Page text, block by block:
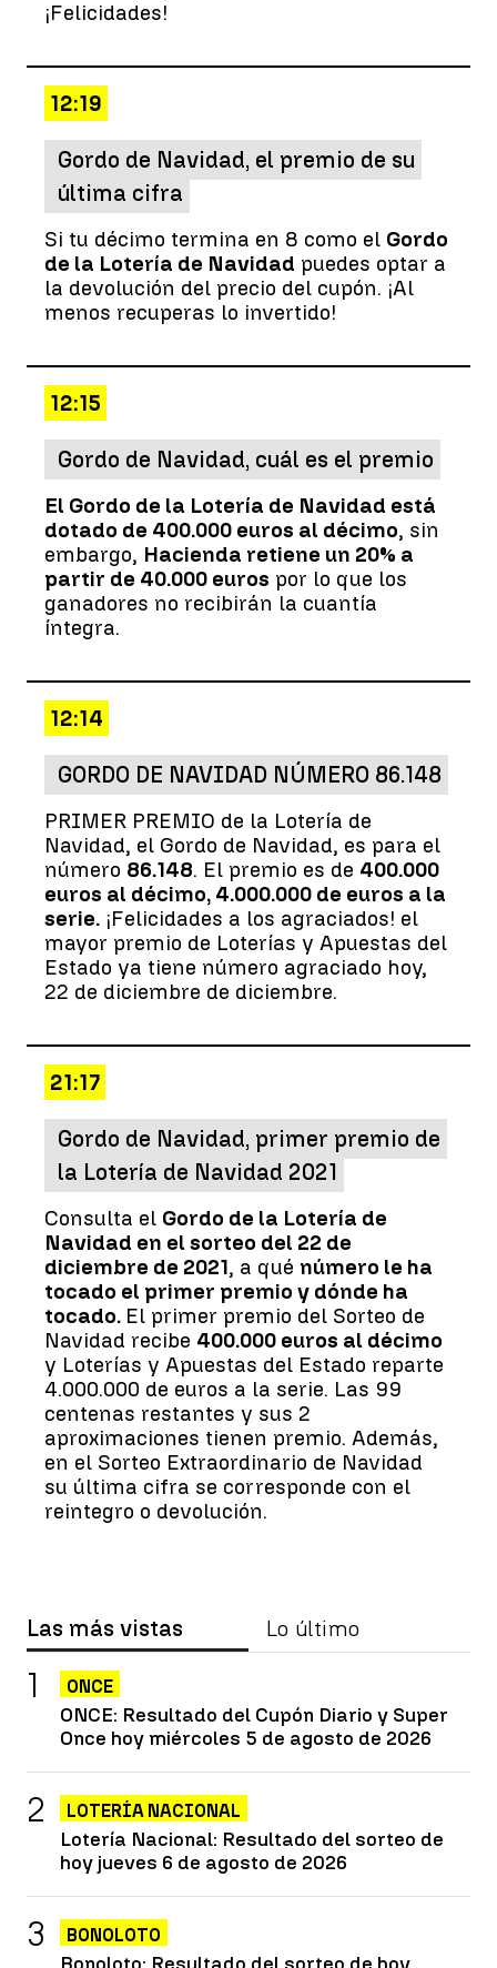
¡Felicidades!
12:19
Gordo de Navidad, el premio de su
última cifra
Si tu décimo termina en 8 como el Gordo
de la Lotería de Navidad puedes optar a
la devolución del precio del cupón. ¡Al
menos recuperas lo invertido!
12:15
Gordo de Navidad, cuál es el premio
El Gordo de la Lotería de Navidad está
dotado de 400.000 euros al décimo, sin
embargo, Hacienda retiene un 20% a
partir de 40.000 euros por lo que los
ganadores no recibirán la cuantía
íntegra.
12:14
GORDO DE NAVIDAD NÚMERO 86.148
PRIMER PREMIO de la Lotería de
Navidad, el Gordo de Navidad, es para el
número 86.148. El premio es de 400.000
euros al décimo, 4.000.000 de euros a la
serie. ¡Felicidades a los agraciados! el
mayor premio de Loterías y Apuestas del
Estado ya tiene número agraciado hoy,
22 de diciembre de diciembre.
21:17
Gordo de Navidad, primer premio de
la Lotería de Navidad 2021
Consulta el Gordo de la Lotería de
Navidad en el sorteo del 22 de
diciembre de 2021, a qué número le ha
tocado el primer premio y dónde ha
tocado. El primer premio del Sorteo de
Navidad recibe 400.000 euros al décimo
y Loterías y Apuestas del Estado reparte
4.000.000 de euros a la serie. Las 99
centenas restantes y sus 2
aproximaciones tienen premio. Además,
en el Sorteo Extraordinario de Navidad
su última cifra se corresponde con el
reintegro o devolución.
Las más vistas Lo último
ONCE
ONCE: Resultado del Cupón Diario y Super
Once hoy miércoles 5 de agosto de 2026
LOTERÍA NACIONAL
Lotería Nacional: Resultado del sorteo de
hoy jueves 6 de agosto de 2026
BONOLOTO
Bonoloto: Resultado del sorteo de hoy